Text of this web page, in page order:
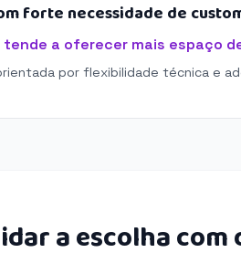
forte necessidade de
tende a oferecer mais espaço
por flexibilidade técnica e
a escolha